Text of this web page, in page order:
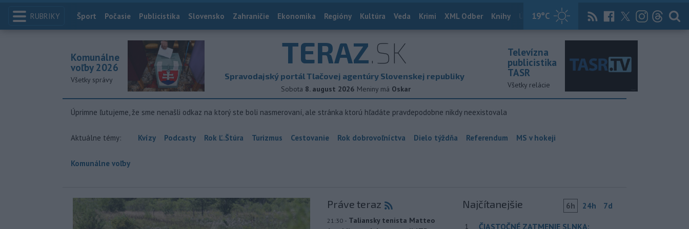
RUBRIKY 19°C
Index
Šport Počasie Publicistika Slovensko Zahraničie Ekonomika Regióny Kultúra Veda Krimi XML Odber Knihy Útulkovo Magazín News Now Archív
TERAZ.SK
Spravodajský portál Tlačovej agentúry Slovenskej republiky
Sobota 8. august 2026 Meniny má Oskar
Komunálne
voľby 2026
Všetky správy
Televízna
publicistika
TASR
Všetky relácie
Úprimne ľutujeme, že sme nenašli odkaz na ktorý ste boli nasmerovaní, ale stránka ktorú hľadáte pravdepodobne nikdy neexistovala
Aktuálne témy: Kvízy Podcasty Rok Ľ.Štúra Turizmus Cestovanie Rok dobrovoľníctva Dielo týždňa Referendum MS v hokeji
Komunálne voľby
Práve teraz
21:30 - Taliansky tenista Matteo
Najčítanejšie 6h 24h 7d
1 ČIASTOČNÉ ZATMENIE SLNKA: